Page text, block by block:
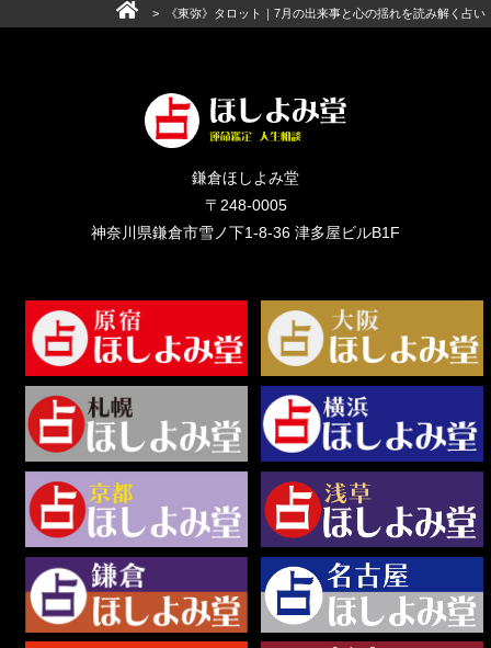
> 《東弥》タロット｜7月の出来事と心の揺れを読み解く占い
鎌倉ほしよみ堂
〒248-0005
神奈川県鎌倉市雪ノ下1-8-36 津多屋ビルB1F